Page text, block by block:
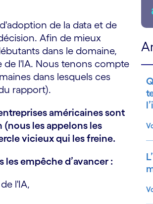
de la data et de
Afin de mieux
dans le domaine,
l'IA. Nous tenons compte
dans lesquels ces
rapport).
américaines sont
les appelons les
vicieux qui les freine.
empêche d’avancer :
l'IA,